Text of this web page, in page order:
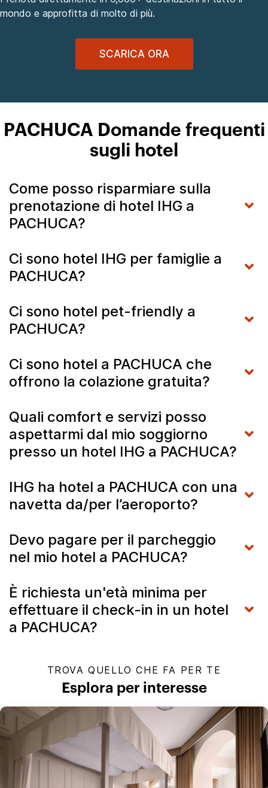
mondo e approfitta di molto di più.
SCARICA ORA
PACHUCA Domande frequenti
sugli hotel
Come posso risparmiare sulla
prenotazione di hotel IHG a
PACHUCA?
Ci sono hotel IHG per famiglie a
PACHUCA?
Ci sono hotel pet-friendly a
PACHUCA?
Ci sono hotel a PACHUCA che
offrono la colazione gratuita?
Quali comfort e servizi posso
aspettarmi dal mio soggiorno
presso un hotel IHG a PACHUCA?
IHG ha hotel a PACHUCA con una
navetta da/per l’aeroporto?
Devo pagare per il parcheggio
nel mio hotel a PACHUCA?
È richiesta un'età minima per
effettuare il check-in in un hotel
a PACHUCA?
TROVA QUELLO CHE FA PER TE
Esplora per interesse